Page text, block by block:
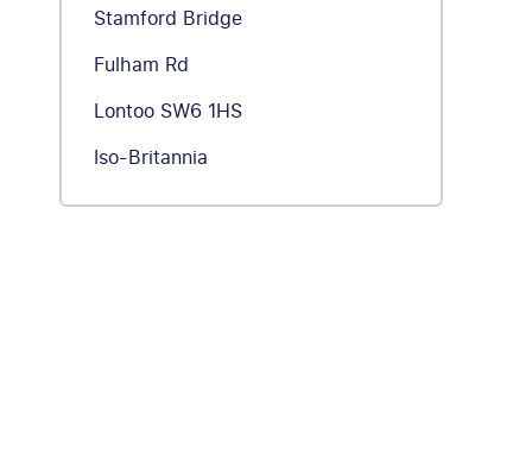
Stamford Bridge
Fulham Rd
Lontoo SW6 1HS
Iso-Britannia